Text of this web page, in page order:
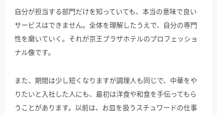
自分が担当する部門だけを知っていても、本当の意味で良い
サービスはできません。全体を理解したうえで、自分の専門
性を磨いていく。それが京王プラザホテルのプロフェッショ
ナル像です。
また、期間は少し短くなりますが調理人も同じで、中華をや
りたいと入社した人にも、最初は洋食や和食を手伝ってもら
うことがあります。以前は、お皿を扱うスチュワードの仕事